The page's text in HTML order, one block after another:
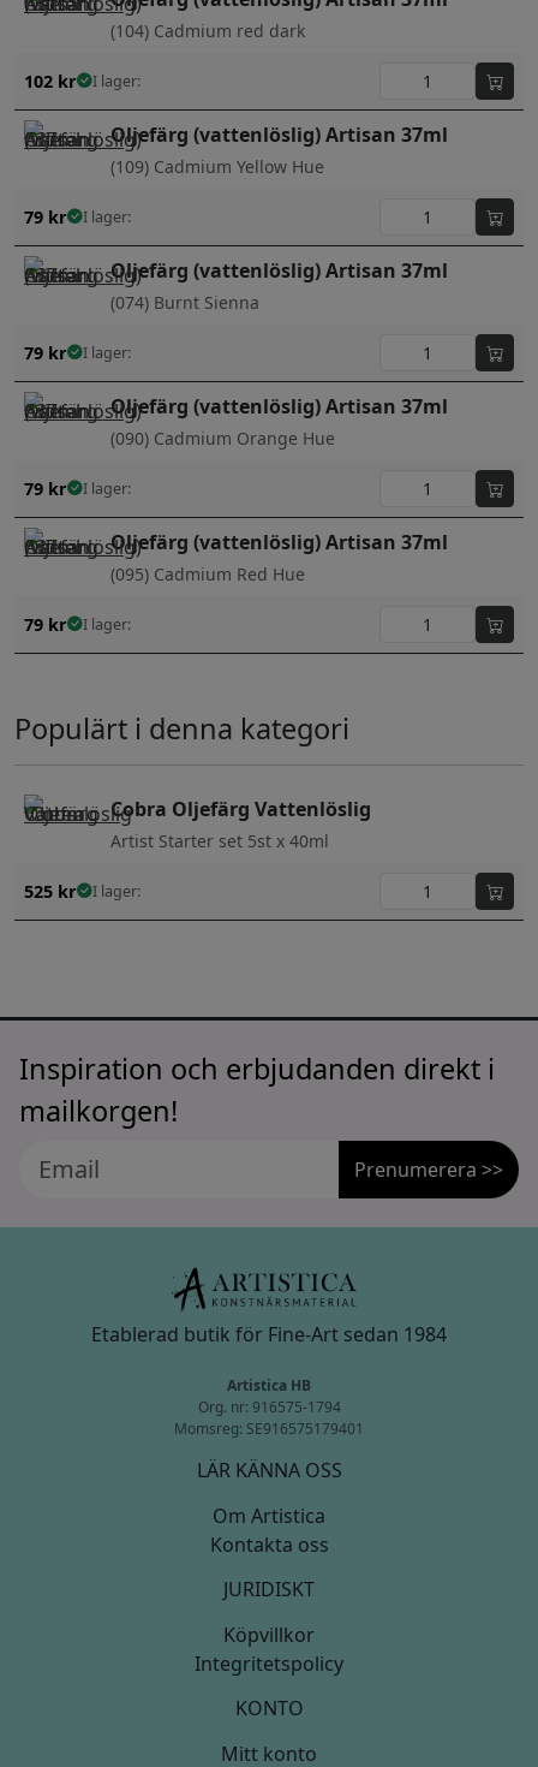
(104) Cadmium red dark
102 kr I lager:
Oljefärg (vattenlöslig) Artisan 37ml
(109) Cadmium Yellow Hue
79 kr I lager:
Oljefärg (vattenlöslig) Artisan 37ml
(074) Burnt Sienna
79 kr I lager:
Oljefärg (vattenlöslig) Artisan 37ml
(090) Cadmium Orange Hue
79 kr I lager:
Oljefärg (vattenlöslig) Artisan 37ml
(095) Cadmium Red Hue
79 kr I lager:
Populärt i denna kategori
Cobra Oljefärg Vattenlöslig
Artist Starter set 5st x 40ml
525 kr I lager:
Inspiration och erbjudanden direkt i
mailkorgen!
Prenumerera >>
Etablerad butik för Fine-Art sedan 1984
Artistica HB
Org. nr: 916575-1794
Momsreg: SE916575179401
LÄR KÄNNA OSS
Om Artistica
Kontakta oss
JURIDISKT
Köpvillkor
Integritetspolicy
KONTO
Mitt konto